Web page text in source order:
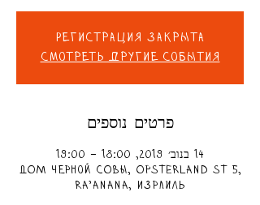
Регистрация закрыта
Смотреть другие события
פרטים נוספים
14 בנוב׳ 2019, 18:00 – 19:00
ДОМ черной СОВЫ, Opsterland St 5,
Ra'anana, Израиль